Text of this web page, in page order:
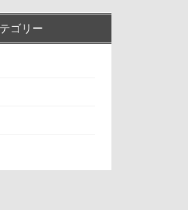
ゴリー